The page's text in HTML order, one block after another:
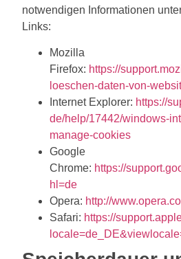
notwendigen Informationen
Links:
Mozilla
Firefox: https://
loeschen-daten-von-
Internet Explorer: https://
de/help/17442/windows-
manage-cookies
Google
Chrome: https://
hl=de
Opera: http://
Safari: https://